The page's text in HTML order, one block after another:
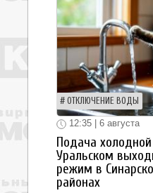
ОТКЛЮЧЕНИЕ ВОДЫ
12:35 | 6 августа
Подача
Уральском
режим в
районах